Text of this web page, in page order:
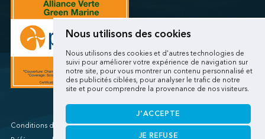
Nous utilisons des cookies
Nous utilisons des cookies et d'autres technologies de
suivi pour améliorer votre expérience de navigation sur
notre site, pour vous montrer un contenu personnalisé et
des publicités ciblées, pour analyser le trafic de notre
site et pour comprendre la provenance de nos visiteurs.
J'ACCEPTE
JE REFUSE
SSA Marine (West Sacramento)
SSA Marine (West Sitcum Matson)
SSA Marine Canada (Lynnterm)
SSA Marine Canada (Squamish Terminals)
SSA Marine Canada (Victoria Cruise)
SSA Marine Mexico (Lazaro Cardenas)
SSA Marine Mexico (Manzanillo TEC)
SSA Marine Mexico (Veracruz)
Conditions d'utilisations/Renseignements personnels